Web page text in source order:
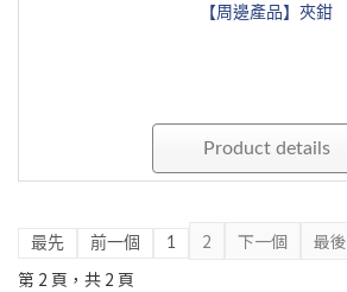
【周邊產品】夾鉗
Product details
最先 前一個 1 2 下一個
最後
第 2 頁，共 2 頁